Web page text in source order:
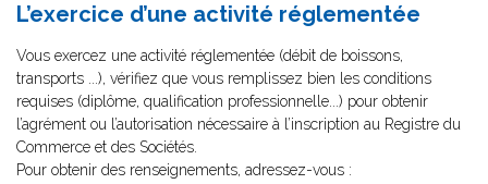
L’exercice d’une activité réglementée
Vous exercez une activité réglementée (débit de boissons,
transports ...), vérifiez que vous remplissez bien les conditions
requises (diplôme, qualification professionnelle...) pour obtenir
l’agrément ou l’autorisation nécessaire à l’inscription au Registre du
Commerce et des Sociétés.
Pour obtenir des renseignements, adressez-vous :